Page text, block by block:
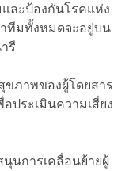
ละป้องกันโรคแห่ง
าทีมทั้งหมดจะอยู่บน
รี
ขภาพของผู้โดยสาร
ประเมินความเสี่ยง
นการเคลื่อนย้ายผู้